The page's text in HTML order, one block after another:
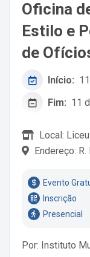
Oficina
Estilo e
de
Início:
Fim: 11
Local:
Endereço:
Evento
Inscrição
Presencial
Por: Instituto